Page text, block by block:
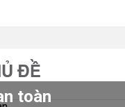
ĐỀ
toàn